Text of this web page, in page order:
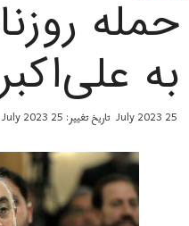
حمله
به
25 July 2023 تاریخ تغییر: 25 July 2023